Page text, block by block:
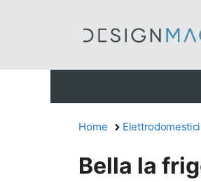
Home Elettrodomestici
Bella la